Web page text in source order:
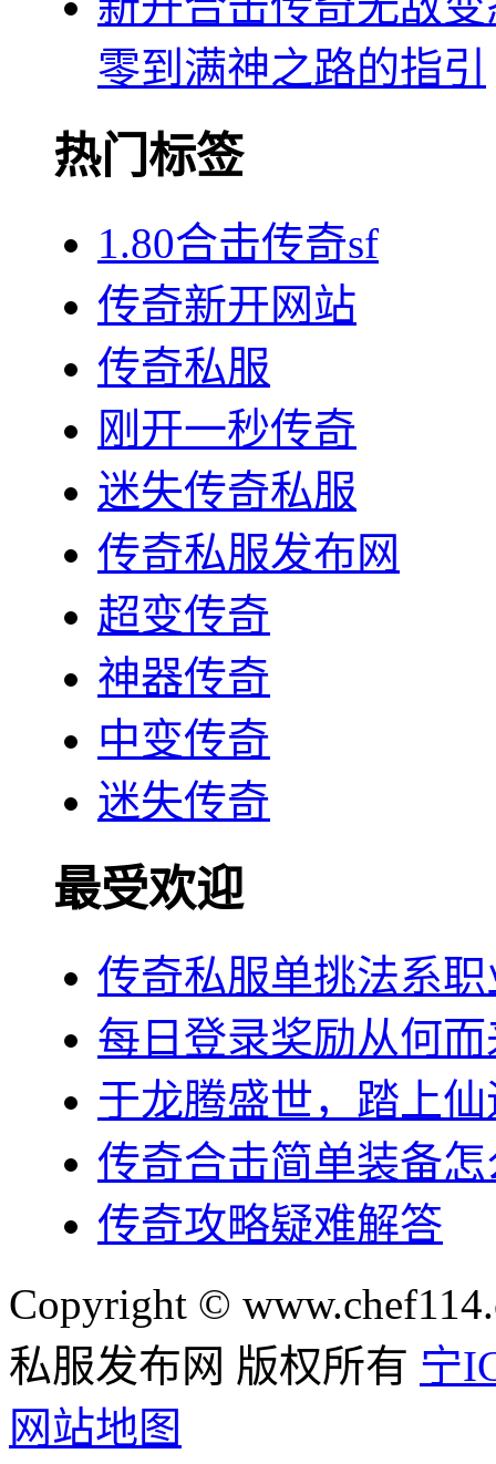
零到满神之路的指引
热门标签
1.80合击传奇sf
传奇新开网站
传奇私服
刚开一秒传奇
迷失传奇私服
传奇私服发布网
超变传奇
神器传奇
中变传奇
迷失传奇
最受欢迎
传奇私服单挑法系
每日登录奖励从何
于龙腾盛世，踏上
传奇合击简单装备
传奇攻略疑难解答
Copyright ©
私服发布网 版权所有 宁
网站地图